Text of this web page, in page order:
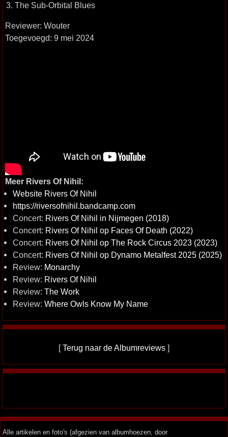
3. The Sub-Orbital Blues
Reviewer: Wouter
Toegevoegd: 9 mei 2024
Meer Rivers Of Nihil:
Website Rivers Of Nihil
https://riversofnihil.bandcamp.com
Concert: Rivers Of Nihil in Nijmegen (2018)
Concert: Rivers Of Nihil op Faces Of Death (2022)
Concert: Rivers Of Nihil op The Rock Circus 2023 (2023)
Concert: Rivers Of Nihil op Dynamo Metalfest 2025 (2025)
Review: Monarchy
Review: Rivers Of Nihil
Review: The Work
Review: Where Owls Know My Name
[Terug naar de Albumreviews ]
Alle artikelen en foto's (afgezien van albumhoezen, door